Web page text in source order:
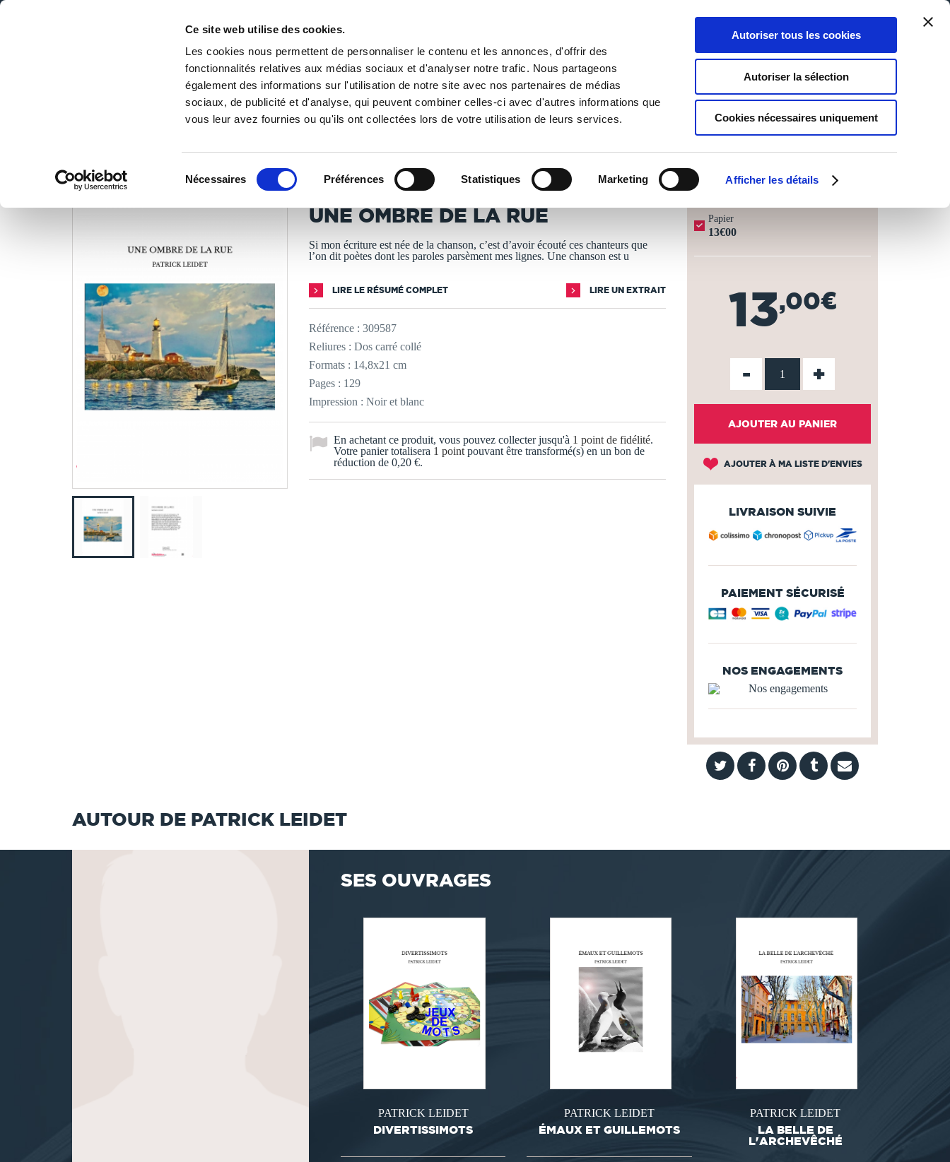
Ce site web utilise des cookies.
Les cookies nous permettent de personnaliser le contenu et les annonces, d'offrir des
fonctionnalités relatives aux médias sociaux et d'analyser notre trafic. Nous partageons
également des informations sur l'utilisation de notre site avec nos partenaires de médias
sociaux, de publicité et d'analyse, qui peuvent combiner celles-ci avec d'autres informations que
vous leur avez fournies ou qu'ils ont collectées lors de votre utilisation de leurs services.
Nécessaires Préférences Statistiques Marketing Afficher les détails
Autoriser tous les cookies
Autoriser la sélection
Cookies nécessaires uniquement
DE LA PAGE BLANCHE... AU BEST SELLER
0
Panier
0
Ma liste
Connexion
PUBLIER UN LIVRE LIBRAIRIE
/ Littérature / Contes & légendes / UNE OMBRE DE LA RUE
LES LIVRES SONT IMPRIMÉS À LA DEMANDE - DÉLAI ACTUEL : 3 À 5 JOURS OUVRÉS ⏱️
PATRICK LEIDET
UNE OMBRE DE LA RUE
Si mon écriture est née de la chanson, c’est d’avoir écouté ces chanteurs que
l’on dit poètes dont les paroles parsèment mes lignes. Une chanson est u
LIRE LE RÉSUMÉ COMPLET LIRE UN EXTRAIT
Référence : 309587
Reliures : Dos carré collé
Formats : 14,8x21 cm
Pages : 129
Impression : Noir et blanc
En achetant ce produit, vous pouvez collecter jusqu'à 1 point de fidélité.
Votre panier totalisera 1 point pouvant être transformé(s) en un bon de
réduction de 0,20 €.
Papier
13€00
13,00€
- +
AJOUTER AU PANIER
AJOUTER À MA LISTE D'ENVIES
LIVRAISON SUIVIE
PAIEMENT SÉCURISÉ
NOS ENGAGEMENTS
AUTOUR DE PATRICK LEIDET
SES OUVRAGES
PATRICK LEIDET
DIVERTISSIMOTS
PATRICK LEIDET
ÉMAUX ET GUILLEMOTS
PATRICK LEIDET
LA BELLE DE
L'ARCHEVÊCHÉ